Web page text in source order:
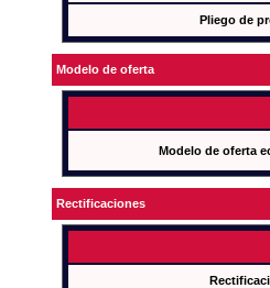
Pliego de
Modelo de oferta
Modelo de oferta
Rectificaciones